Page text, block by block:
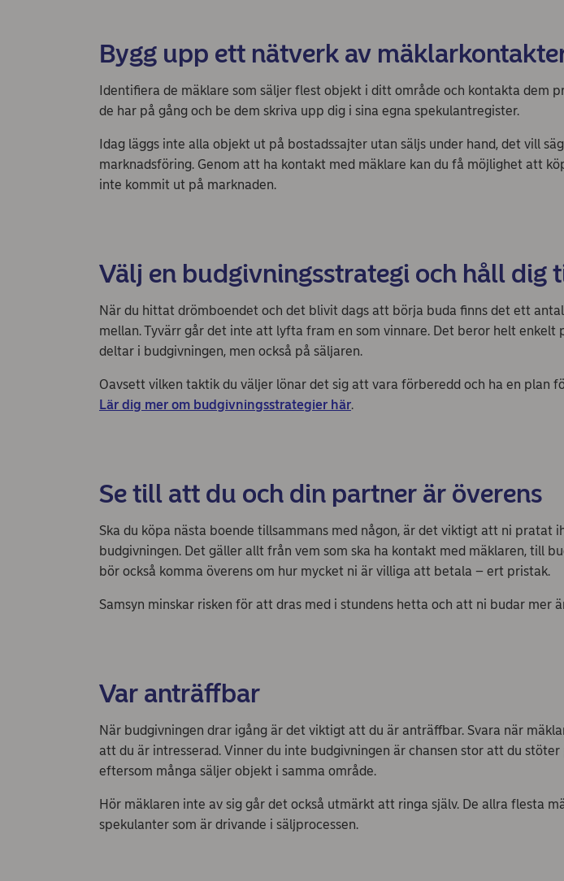
Bygg upp ett nätverk av
Identifiera de mäklare som säljer flest objekt i ditt område och kontakta dem
de har på gång och be dem skriva upp dig i sina egna spekulantregister.
Idag läggs inte alla objekt ut på bostadssajter utan säljs under hand, det vill
marknadsföring. Genom att ha kontakt med mäklare kan du få möjlighet att
inte kommit ut på marknaden.
Välj en budgivningsstrategi och håll dig
När du hittat drömboendet och det blivit dags att börja buda finns det ett
mellan. Tyvärr går det inte att lyfta fram en som vinnare. Det beror helt enkelt
deltar i budgivningen, men också på säljaren.
Oavsett vilken taktik du väljer lönar det sig att vara förberedd och ha en plan
Lär dig mer om budgivningsstrategier här.
Se till att du och din partner är överens
Ska du köpa nästa boende tillsammans med någon, är det viktigt att ni pratat
budgivningen. Det gäller allt från vem som ska ha kontakt med mäklaren, till
bör också komma överens om hur mycket ni är villiga att betala – ert pristak.
Samsyn minskar risken för att dras med i stundens hetta och att ni budar mer
Var anträffbar
När budgivningen drar igång är det viktigt att du är anträffbar. Svara när
att du är intresserad. Vinner du inte budgivningen är chansen stor att du stöter
eftersom många säljer objekt i samma område.
Hör mäklaren inte av sig går det också utmärkt att ringa själv. De allra flesta
spekulanter som är drivande i säljprocessen.